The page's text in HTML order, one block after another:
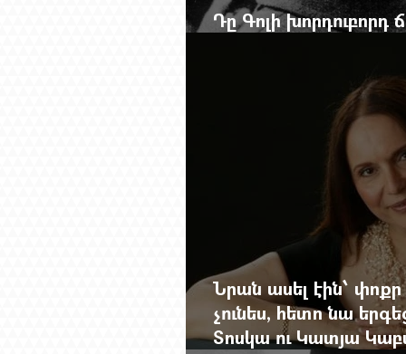
Դը Գոլի
Նրան ասել էին՝ փոքր
չունես, հետո նա
Տոսկա ու Կատյա